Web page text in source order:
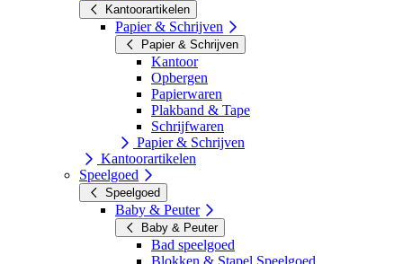
Kantoorartikelen
Papier & Schrijven
Papier & Schrijven
Kantoor
Opbergen
Papierwaren
Plakband & Tape
Schrijfwaren
Papier & Schrijven
Kantoorartikelen
Speelgoed
Speelgoed
Baby & Peuter
Baby & Peuter
Bad speelgoed
Blokken & Stapel Speelgoed